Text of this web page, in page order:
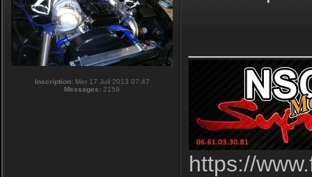
Inscription:Mer 17 Juil 2013 07:47
Messages: 2159
https://